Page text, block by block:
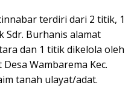
terdiri dari 2 titik, 1
Sdr. Burhanis alamat
dan 1 titik dikelola oleh
Wambarema Kec.
tanah ulayat/adat.